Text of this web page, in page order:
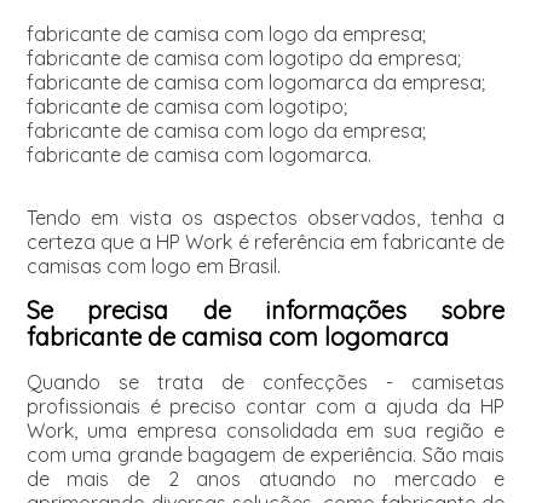
fabricante de camisa com logo da empresa;
fabricante de camisa com logotipo da empresa;
fabricante de camisa com logomarca da empresa;
fabricante de camisa com logotipo;
fabricante de camisa com logo da empresa;
fabricante de camisa com logomarca.
Tendo em vista os aspectos observados, tenha a
certeza que a HP Work é referência em fabricante de
camisas com logo em Brasil.
Se precisa de informações sobre
fabricante de camisa com logomarca
Quando se trata de confecções - camisetas
profissionais é preciso contar com a ajuda da HP
Work, uma empresa consolidada em sua região e
com uma grande bagagem de experiência. São mais
de mais de 2 anos atuando no mercado e